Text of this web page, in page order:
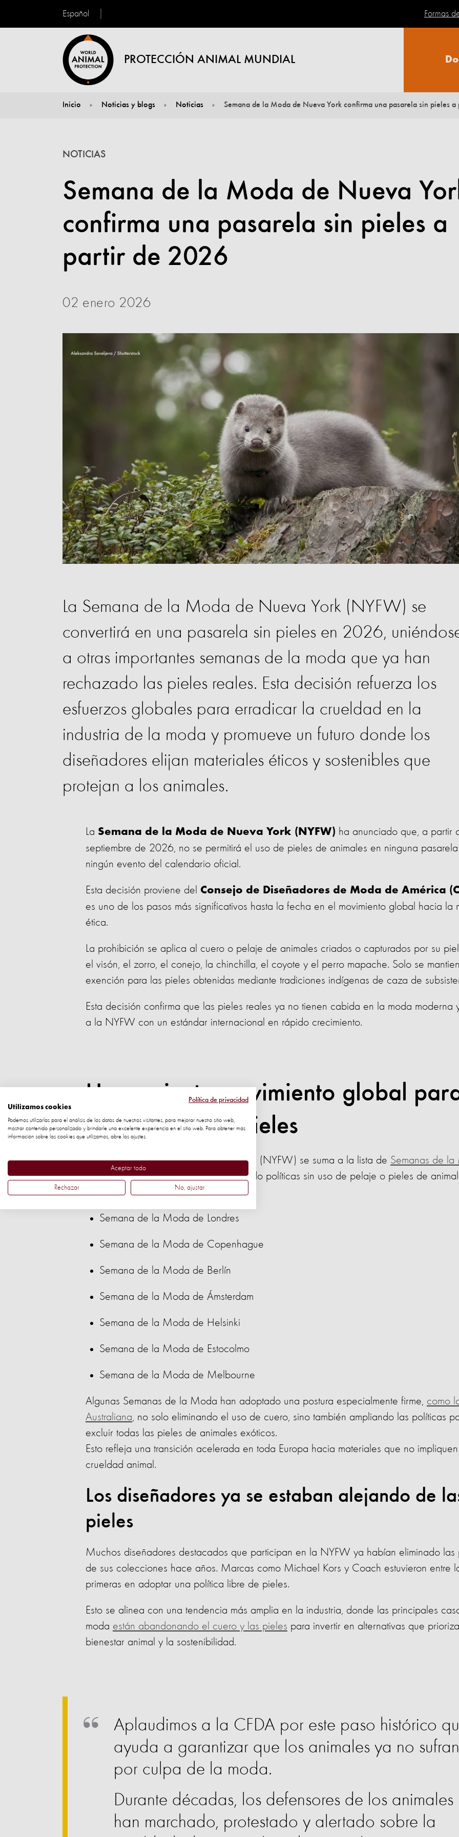
Español
PROTECCIÓN ANIMAL MUNDIAL
Formas
Inicio Noticias y blogs Noticias Semana de la Moda de Nueva York confirma una pasarela sin pieles
Semana de la Moda de Nueva
confirma una pasarela sin pieles a
partir de 2026
NOTICIAS
02 enero 2026
La Semana de la Moda de Nueva York (NYFW) se
convertirá en una pasarela sin pieles en 2026,
a otras importantes semanas de la moda que ya han
rechazado las pieles reales. Esta decisión refuerza los
esfuerzos globales para erradicar la crueldad en la
industria de la moda y promueve un futuro donde los
diseñadores elijan materiales éticos y sostenibles que
protejan a los animales.
La Semana de la Moda de Nueva York (NYFW) ha anunciado que, a partir
septiembre de 2026, no se permitirá el uso de pieles de animales en ninguna
ningún evento del calendario oficial.
Esta decisión proviene del Consejo de Diseñadores de Moda de América
es uno de los pasos más significativos hasta la fecha en el movimiento global hacia la
ética.
La prohibición se aplica al cuero o pelaje de animales criados o capturados por su
el visón, el zorro, el conejo, la chinchilla, el coyote y el perro mapache. Solo se
exención para las pieles obtenidas mediante tradiciones indígenas de caza de
Esta decisión confirma que las pieles reales ya no tienen cabida en la moda moderna
a la NYFW con un estándar internacional en rápido crecimiento.
Un creciente movimiento global
alejarse de las pieles
La Semana de la Moda de Nueva York (NYFW) se suma a la lista de Semanas de
que ya han adoptado o están adoptando políticas sin uso de pelaje o pieles de
salvajes. Entre ellas se incluyen:
Semana de la Moda de Londres
Semana de la Moda de Copenhague
Semana de la Moda de Berlín
Semana de la Moda de Ámsterdam
Semana de la Moda de Helsinki
Semana de la Moda de Estocolmo
Semana de la Moda de Melbourne
Algunas Semanas de la Moda han adoptado una postura especialmente firme, como
Australiana, no solo eliminando el uso de cuero, sino también ampliando las políticas
excluir todas las pieles de animales exóticos.
Esto refleja una transición acelerada en toda Europa hacia materiales que no impliquen
crueldad animal.
Los diseñadores ya se estaban alejando de
pieles
Muchos diseñadores destacados que participan en la NYFW ya habían eliminado las
de sus colecciones hace años. Marcas como Michael Kors y Coach estuvieron entre
primeras en adoptar una política libre de pieles.
Esto se alinea con una tendencia más amplia en la industria, donde las principales
moda están abandonando el cuero y las pieles para invertir en alternativas que
bienestar animal y la sostenibilidad.
Aplaudimos a la CFDA por este paso histórico
ayuda a garantizar que los animales ya no sufran
por culpa de la moda.
Durante décadas, los defensores de los animales
han marchado, protestado y alertado sobre la
Política de privacidad
Utilizamos cookies
Podemos utilizarlas para el análisis de los datos de nuestros visitantes, para mejorar nuestro sitio web,
mostrar contenido personalizado y brindarle una excelente experiencia en el sitio web. Para obtener más
información sobre las cookies que utilizamos, abre los ajustes.
Aceptar todo
Rechazar No, ajustar